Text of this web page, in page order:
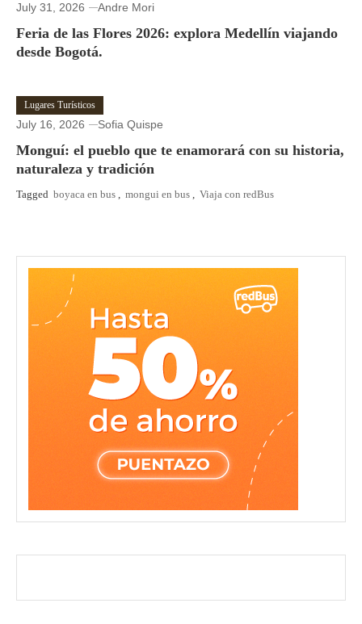
July 31, 2026 Andre Mori
Feria de las Flores 2026: explora Medellín viajando
desde Bogotá.
Lugares Turísticos
July 16, 2026 Sofia Quispe
Monguí: el pueblo que te enamorará con su historia,
naturaleza y tradición
Tagged boyaca en bus , mongui en bus , Viaja con redBus